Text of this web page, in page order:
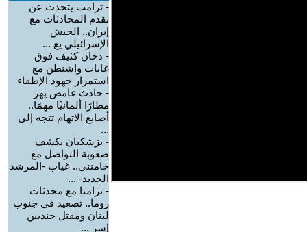
- ترامب يتحدث عن
تقدم المحادثات مع
إيران.. الجيش
الإسرائيلي يع ...
- دخان كثيف فوق
غابات واشنطن مع
استمرار جهود الإطفاء
- حادث غامض يهز
مطارًا ألمانيًا مهمًا..
أصابع الاتهام تتجه إلى
...
- بزشكيان يكشف
صعوبة التواصل مع
خامنئي.. غياب -المرشد
الجديد- ...
- تزامنا مع محدثات
روما.. تصعيد في جنوب
لبنان ومقتل جنديين
إسر ...